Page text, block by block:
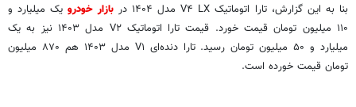
بنا به این گزارش، تارا اتوماتیک V۴ LX مدل ۱۴۰۴ در بازار خودرویک میلیارد و
۱۱۰ میلیون تومان قیمت خورد. قیمت تارا اتوماتیک V۲ مدل ۱۴۰۳ نیز به یک
میلیارد و ۵۰ میلیون تومان رسید. تارا دنده‌ای V۱ مدل ۱۴۰۳ هم ۸۷۰ میلیون
تومان قیمت خورده است.